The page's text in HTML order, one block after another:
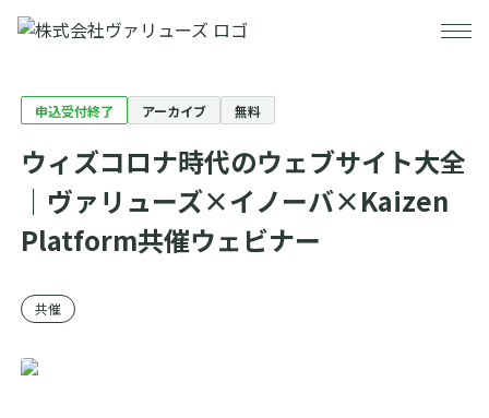
事業・サービス
事業・サービストップ
データプラットフォーム
事例紹介
セミナー
申込受付終了 アーカイブ 無料
ウィズコロナ時代のウェブサイト大全
｜ヴァリューズ×イノーバ×Kaizen
Platform共催ウェビナー
共催